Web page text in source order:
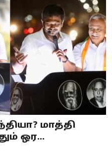
மாத்தி
ஒர...